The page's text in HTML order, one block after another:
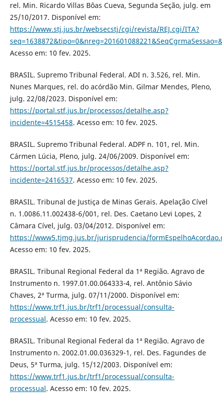
rel. Min. Ricardo Villas Bôas Cueva, Segunda Seção, julg. em
25/10/2017. Disponível em:
https://www.stj.jus.br/websecstj/cgi/revista/REJ.cgi/ITA?
Acesso em: 10 fev. 2025.
BRASIL. Supremo Tribunal Federal. ADI n. 3.526, rel. Min.
Nunes Marques, rel. do acórdão Min. Gilmar Mendes, Pleno,
julg. 22/08/2023. Disponível em:
https://portal.stf.jus.br/processos/detalhe.asp?
incidente=4515458. Acesso em: 10 fev. 2025.
BRASIL. Supremo Tribunal Federal. ADPF n. 101, rel. Min.
Cármen Lúcia, Pleno, julg. 24/06/2009. Disponível em:
https://portal.stf.jus.br/processos/detalhe.asp?
incidente=2416537. Acesso em: 10 fev. 2025.
BRASIL. Tribunal de Justiça de Minas Gerais. Apelação Cível
n. 1.0086.11.002438-6/001, rel. Des. Caetano Levi Lopes, 2
Câmara Cível, julg. 03/04/2012. Disponível em:
https://www5.tjmg.jus.br/jurisprudencia/
Acesso em: 10 fev. 2025.
BRASIL. Tribunal Regional Federal da 1ª Região. Agravo de
Instrumento n. 1997.01.00.064333-4, rel. Antônio Sávio
Chaves, 2ª Turma, julg. 07/11/2000. Disponível em:
https://www.trf1.jus.br/trf1/processual/consulta-
processual. Acesso em: 10 fev. 2025.
BRASIL. Tribunal Regional Federal da 1ª Região. Agravo de
Instrumento n. 2002.01.00.036329-1, rel. Des. Fagundes de
Deus, 5ª Turma, julg. 15/12/2003. Disponível em:
https://www.trf1.jus.br/trf1/processual/consulta-
processual. Acesso em: 10 fev. 2025.